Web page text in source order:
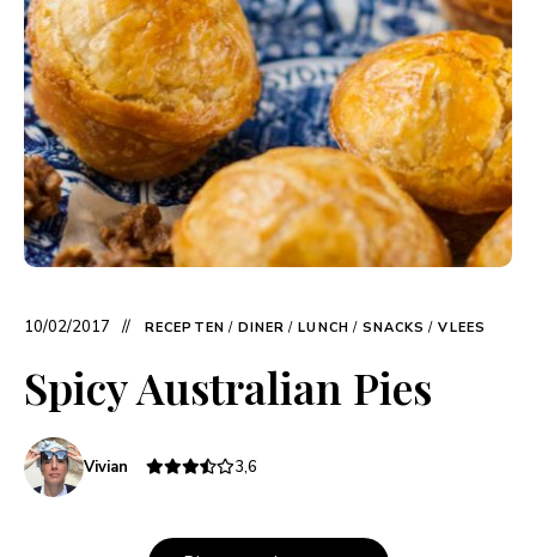
10/02/2017 RECEPTEN / DINER / LUNCH / SNACKS / VLEES
Spicy Australian Pies
Vivian 3,6